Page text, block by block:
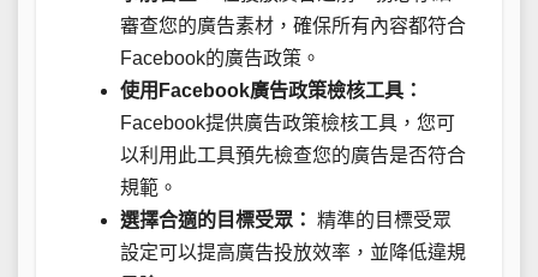
審查您的廣告素材，確保所有內容都符合
Facebook的廣告政策。
使用Facebook廣告政策檢核工具：
Facebook提供廣告政策檢核工具，您可
以利用此工具預先檢查您的廣告是否符合
規範。
選擇合適的目標受眾： 精準的目標受眾
設定可以提高廣告投放效率，並降低違規